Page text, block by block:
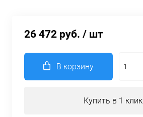
26 472 руб. / шт
В корзину
Купить в 1 клик